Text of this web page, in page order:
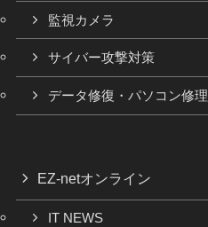
監視カメラ
サイバー攻撃対策
データ修復・パソコン修理
EZ-netオンライン
IT NEWS